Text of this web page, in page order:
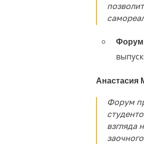
Форум
Анастасия
Форум
взгляда